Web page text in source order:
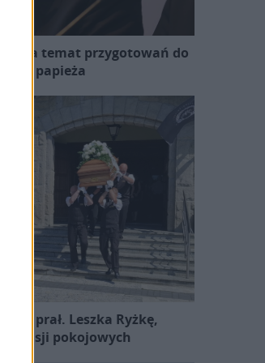
na temat przygotowań do
papieża
ks. prał. Leszka Ryżkę,
misji pokojowych